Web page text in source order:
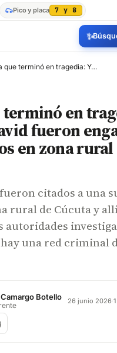
Pico y placa 7 y 8
✨
La cita que terminó en tragedia: Yeiner y David fueron engañados y asesinados en zona rural de Cúcuta
terminó en
fueron
en zona rural
citados a una
rural de Cúcuta y
autoridades
una red criminal
Botello 26 junio 2026·